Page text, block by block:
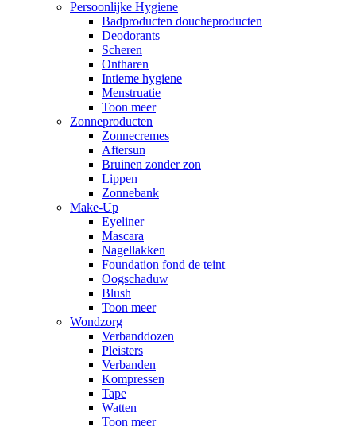
Persoonlijke Hygiene
Badproducten doucheproducten
Deodorants
Scheren
Ontharen
Intieme hygiene
Menstruatie
Toon meer
Zonneproducten
Zonnecremes
Aftersun
Bruinen zonder zon
Lippen
Zonnebank
Make-Up
Eyeliner
Mascara
Nagellakken
Foundation fond de teint
Oogschaduw
Blush
Toon meer
Wondzorg
Verbanddozen
Pleisters
Verbanden
Kompressen
Tape
Watten
Toon meer